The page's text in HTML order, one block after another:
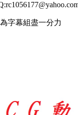
字幕組盡一分力